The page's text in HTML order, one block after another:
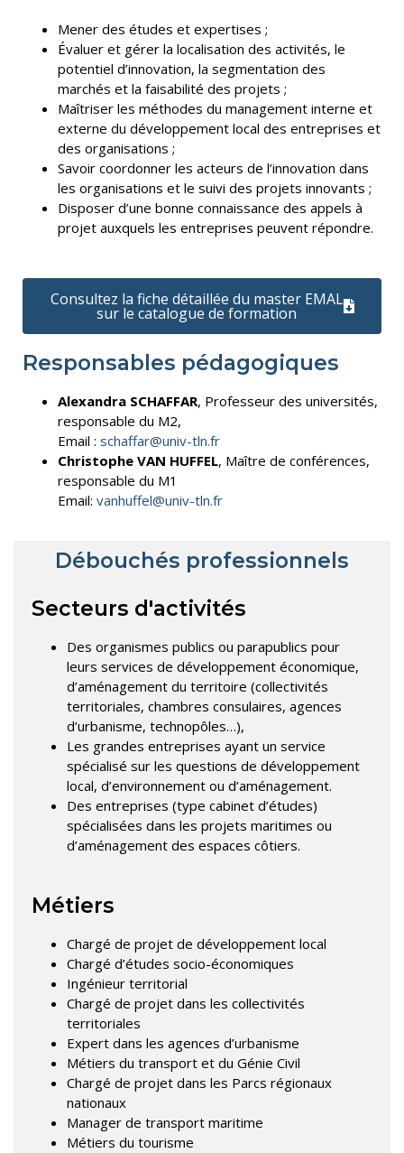
Mener des études et expertises ;
Évaluer et gérer la localisation des activités, le
potentiel d’innovation, la segmentation des
marchés et la faisabilité des projets ;
Maîtriser les méthodes du management interne et
externe du développement local des entreprises et
des organisations ;
Savoir coordonner les acteurs de l’innovation dans
les organisations et le suivi des projets innovants ;
Disposer d’une bonne connaissance des appels à
projet auxquels les entreprises peuvent répondre.
Consultez la fiche détaillée du master EMAL
sur le catalogue de formation
Responsables pédagogiques
Alexandra SCHAFFAR, Professeur des universités,
responsable du M2,
Email :schaffar@univ-tln.fr
Christophe VAN HUFFEL, Maître de conférences,
responsable du M1
Email:vanhuffel@univ-tln.fr
Débouchés professionnels
Secteurs d'activités
Des organismes publics ou parapublics pour
leurs services de développement économique,
d’aménagement du territoire (collectivités
territoriales, chambres consulaires, agences
d’urbanisme, technopôles…),
Les grandes entreprises ayant un service
spécialisé sur les questions de développement
local, d’environnement ou d’aménagement.
Des entreprises (type cabinet d’études)
spécialisées dans les projets maritimes ou
d’aménagement des espaces côtiers.
Métiers
Chargé de projet de développement local
Chargé d’études socio-économiques
Ingénieur territorial
Chargé de projet dans les collectivités
territoriales
Expert dans les agences d’urbanisme
Métiers du transport et du Génie Civil
Chargé de projet dans les Parcs régionaux
nationaux
Manager de transport maritime
Métiers du tourisme